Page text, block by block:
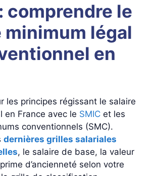
comprendre le
minimum légal
en
les principes régissant le salaire
en France avec le SMIC et les
conventionnels (SMC).
dernières grilles salariales
, le salaire de base, la valeur
d’ancienneté selon votre